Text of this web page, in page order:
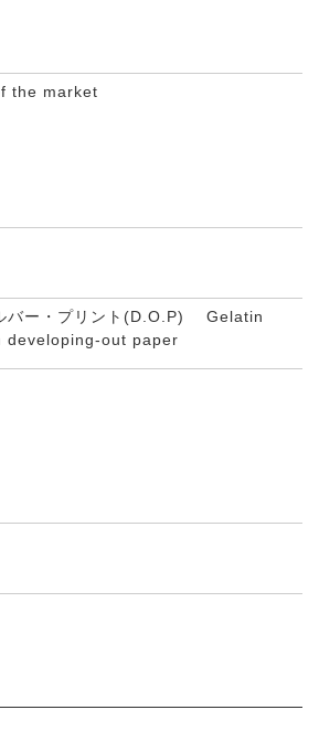
the market
バー・プリント(D.O.P) Gelatin
developing-out paper